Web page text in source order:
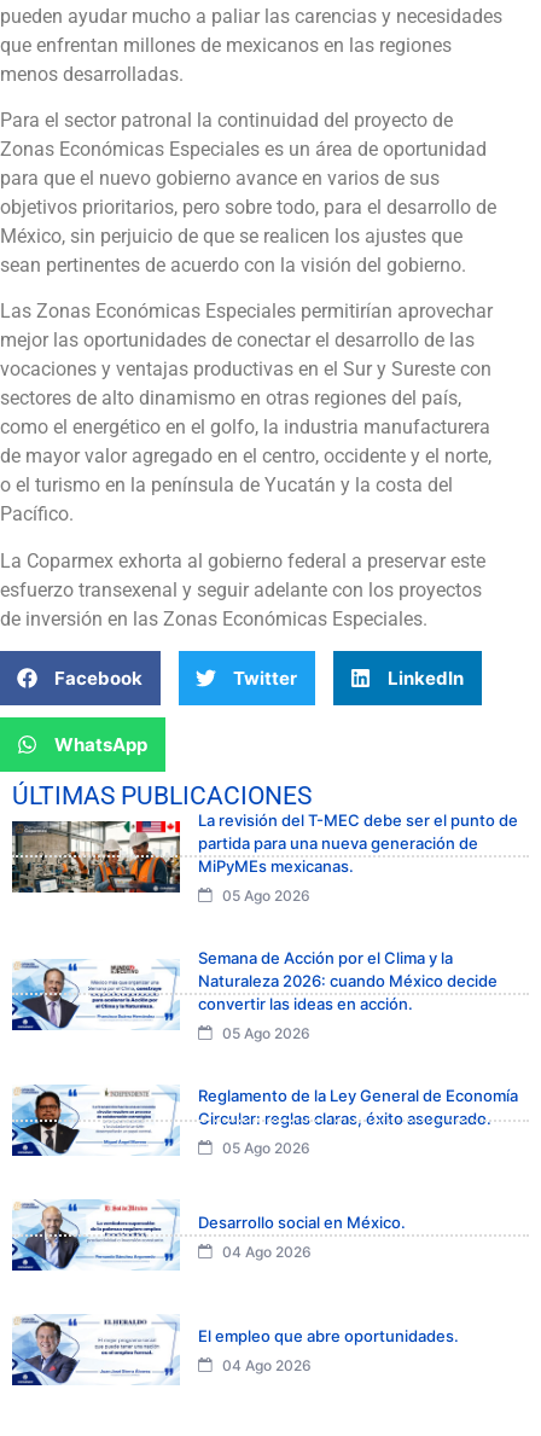
pueden ayudar mucho a paliar las carencias y necesidades
que enfrentan millones de mexicanos en las regiones
menos desarrolladas.
Para el sector patronal la continuidad del proyecto de
Zonas Económicas Especiales es un área de oportunidad
para que el nuevo gobierno avance en varios de sus
objetivos prioritarios, pero sobre todo, para el desarrollo de
México, sin perjuicio de que se realicen los ajustes que
sean pertinentes de acuerdo con la visión del gobierno.
Las Zonas Económicas Especiales permitirían aprovechar
mejor las oportunidades de conectar el desarrollo de las
vocaciones y ventajas productivas en el Sur y Sureste con
sectores de alto dinamismo en otras regiones del país,
como el energético en el golfo, la industria manufacturera
de mayor valor agregado en el centro, occidente y el norte,
o el turismo en la península de Yucatán y la costa del
Pacífico.
La Coparmex exhorta al gobierno federal a preservar este
esfuerzo transexenal y seguir adelante con los proyectos
de inversión en las Zonas Económicas Especiales.
Facebook Twitter LinkedIn
WhatsApp
ÚLTIMAS PUBLICACIONES
La revisión del T-MEC debe ser el punto de
partida para una nueva generación de
MiPyMEs mexicanas.
05 Ago 2026
Semana de Acción por el Clima y la
Naturaleza 2026: cuando México decide
convertir las ideas en acción.
05 Ago 2026
Reglamento de la Ley General de Economía
Circular: reglas claras, éxito asegurado.
05 Ago 2026
Desarrollo social en México.
04 Ago 2026
El empleo que abre oportunidades.
04 Ago 2026